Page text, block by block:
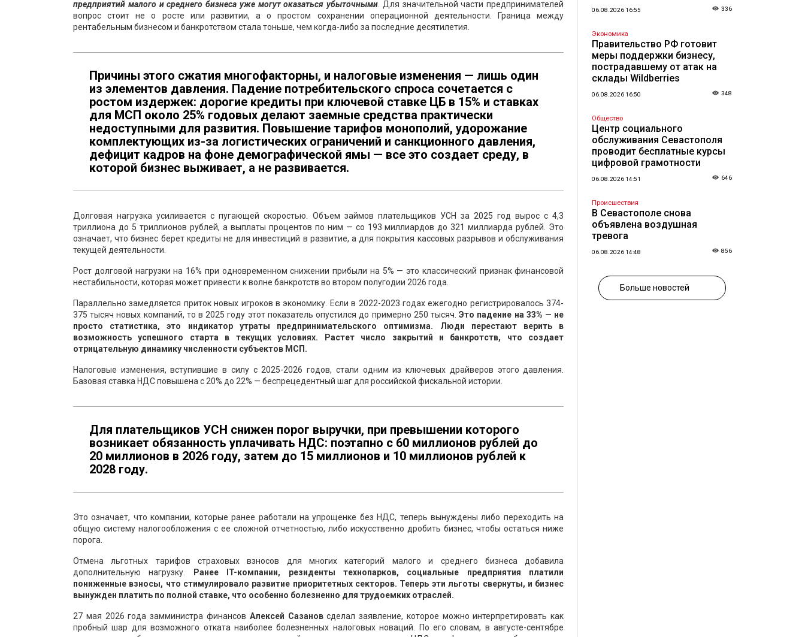
предприятий малого и среднего бизнеса уже могут оказаться убыточными . Для значительной части предпринимателей
вопрос стоит не о росте или развитии, а о простом сохранении операционной деятельности. Граница между
рентабельным бизнесом и банкротством стала тоньше, чем когда-либо за последние десятилетия.
Причины этого сжатия многофакторны, и налоговые изменения — лишь один
из элементов давления. Падение потребительского спроса сочетается с
ростом издержек: дорогие кредиты при ключевой ставке ЦБ в 15% и ставках
для МСП около 25% годовых делают заемные средства практически
недоступными для развития. Повышение тарифов монополий, удорожание
комплектующих из-за логистических ограничений и санкционного давления,
дефицит кадров на фоне демографической ямы — все это создает среду, в
которой бизнес выживает, а не развивается.
Долговая нагрузка усиливается с пугающей скоростью. Объем займов плательщиков УСН за 2025 год вырос с 4,3
триллиона до 5 триллионов рублей, а выплаты процентов по ним — со 193 миллиардов до 321 миллиарда рублей. Это
означает, что бизнес берет кредиты не для инвестиций в развитие, а для покрытия кассовых разрывов и обслуживания
текущей деятельности.
Рост долговой нагрузки на 16% при одновременном снижении прибыли на 5% — это классический признак финансовой
нестабильности, которая может привести к волне банкротств во втором полугодии 2026 года.
Параллельно замедляется приток новых игроков в экономику. Если в 2022-2023 годах ежегодно регистрировалось 374-
375 тысяч новых компаний, то в 2025 году этот показатель опустился до примерно 250 тысяч. Это падение на 33% — не
просто статистика, это индикатор утраты предпринимательского оптимизма. Люди перестают верить в
возможность успешного старта в текущих условиях. Растет число закрытий и банкротств, что создает
отрицательную динамику численности субъектов МСП.
Налоговые изменения, вступившие в силу с 2025-2026 годов, стали одним из ключевых драйверов этого давления.
Базовая ставка НДС повышена с 20% до 22% — беспрецедентный шаг для российской фискальной истории.
Для плательщиков УСН снижен порог выручки, при превышении которого
возникает обязанность уплачивать НДС: поэтапно с 60 миллионов рублей до
20 миллионов в 2026 году, затем до 15 миллионов и 10 миллионов рублей к
2028 году.
Это означает, что компании, которые ранее работали на упрощенке без НДС, теперь вынуждены либо переходить на
общую систему налогообложения с ее сложной отчетностью, либо искусственно дробить бизнес, чтобы остаться ниже
порога.
Отмена льготных тарифов страховых взносов для многих категорий малого и среднего бизнеса добавила
дополнительную нагрузку.
Ранее IT-компании, резиденты технопарков, социальные предприятия платили
пониженные взносы, что стимулировало развитие приоритетных секторов. Теперь эти льготы свернуты, и бизнес
вынужден платить по полной ставке, что особенно болезненно для трудоемких отраслей.
27 мая 2026 года замминистра финансов Алексей Сазановсделал заявление, которое можно интерпретировать как
пробный шар для возможного отката наиболее болезненных налоговых новаций. По его словам, в августе-сентябре
06.08.2026 16:55 336
Экономика
Правительство РФ готовит
меры поддержки бизнесу,
пострадавшему от атак на
склады Wildberries
06.08.2026 16:50 348
Общество
Центр социального
обслуживания Севастополя
проводит бесплатные курсы
цифровой грамотности
06.08.2026 14:51 646
Происшествия
В Севастополе снова
объявлена воздушная
тревога
06.08.2026 14:48 856
Больше новостей